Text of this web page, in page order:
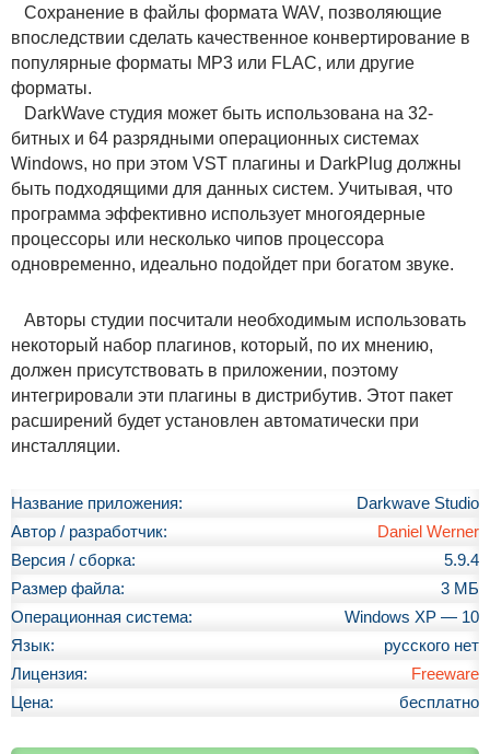
Сохранение в файлы формата WAV, позволяющие
впоследствии сделать качественное конвертирование в
популярные форматы MP3 или FLAC, или другие
форматы.
DarkWave студия может быть использована на 32-
битных и 64 разрядными операционных системах
Windows, но при этом VST плагины и DarkPlug должны
быть подходящими для данных систем. Учитывая, что
программа эффективно использует многоядерные
процессоры или несколько чипов процессора
одновременно, идеально подойдет при богатом звуке.
Авторы студии посчитали необходимым использовать
некоторый набор плагинов, который, по их мнению,
должен присутствовать в приложении, поэтому
интегрировали эти плагины в дистрибутив. Этот пакет
расширений будет установлен автоматически при
инсталляции.
Название приложения:
Darkwave Studio
Автор / разработчик:
Daniel Werner
Версия / сборка:
5.9.4
Размер файла:
3 МБ
Операционная система:
Windows XP — 10
Язык:
русского нет
Лицензия:
Freeware
Цена:
бесплатно